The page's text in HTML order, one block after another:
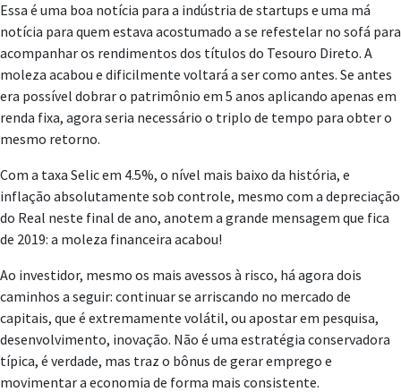
Essa é uma boa notícia para a indústria de startups e uma má
notícia para quem estava acostumado a se refestelar no sofá para
acompanhar os rendimentos dos títulos do Tesouro Direto. A
moleza acabou e dificilmente voltará a ser como antes. Se antes
era possível dobrar o patrimônio em 5 anos aplicando apenas em
renda fixa, agora seria necessário o triplo de tempo para obter o
mesmo retorno.
Com a taxa Selic em 4.5%, o nível mais baixo da história, e
inflação absolutamente sob controle, mesmo com a depreciação
do Real neste final de ano, anotem a grande mensagem que fica
de 2019: a moleza financeira acabou!
Ao investidor, mesmo os mais avessos à risco, há agora dois
caminhos a seguir: continuar se arriscando no mercado de
capitais, que é extremamente volátil, ou apostar em pesquisa,
desenvolvimento, inovação. Não é uma estratégia conservadora
típica, é verdade, mas traz o bônus de gerar emprego e
movimentar a economia de forma mais consistente.